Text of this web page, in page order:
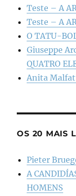
Teste – A
Teste – A
O TATU-
Giuseppe
QUATRO
Anita
OS 20 MAIS
Pieter
A
HOMENS